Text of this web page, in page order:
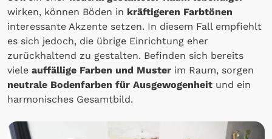
wirken, können Böden in kräftigeren Farbtönen
interessante Akzente setzen. In diesem Fall empfiehlt
es sich jedoch, die übrige Einrichtung eher
zurückhaltend zu gestalten. Befinden sich bereits
viele auffällige Farben und Muster im Raum, sorgen
neutrale Bodenfarben für Ausgewogenheit und ein
harmonisches Gesamtbild.